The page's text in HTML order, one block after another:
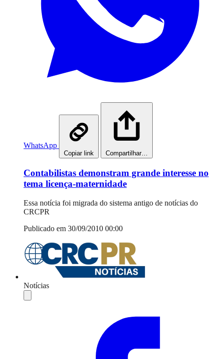
WhatsApp
Copiar link Compartilhar…
Contabilistas demonstram grande interesse no
tema licença-maternidade
Essa notícia foi migrada do sistema antigo de notícias do
CRCPR
Publicado em 30/09/2010 00:00
Notícias
Compartilhar